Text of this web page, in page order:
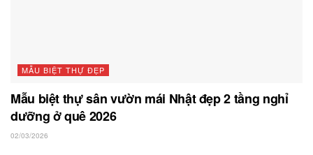
MẪU BIỆT THỰ ĐẸP
Mẫu biệt thự sân vườn mái Nhật đẹp 2 tầng nghỉ
dưỡng ở quê 2026
02/03/2026